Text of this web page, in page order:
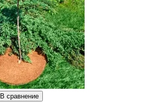
В сравнение